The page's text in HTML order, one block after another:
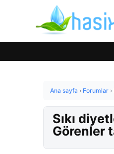
Ana sayfa › Forumlar ›
Sıkı
Görenler